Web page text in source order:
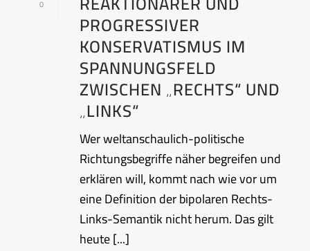
0
PROGRESSIVER
KONSERVATISMUS IM
SPANNUNGSFELD
ZWISCHEN „RECHTS“ UND
„LINKS“
Wer weltanschaulich-politische
Richtungsbegriffe näher begreifen und
erklären will, kommt nach wie vor um
eine Definition der bipolaren Rechts-
Links-Semantik nicht herum. Das gilt
heute [...]